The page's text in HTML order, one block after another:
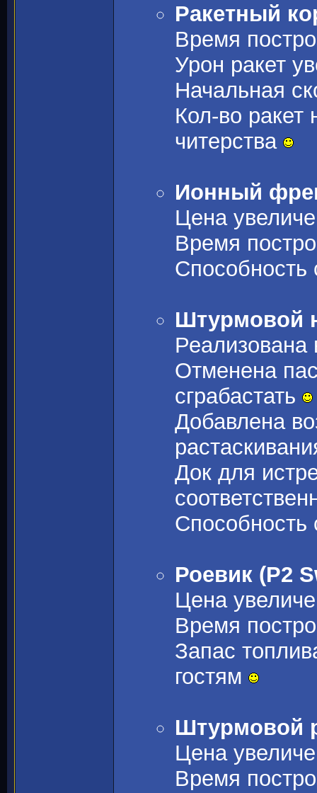
Ракетный
Время
Урон ракет
Начальная
Кол-во ракет
читерства
Ионный
Цена
Время
Способность
Штурмовой
Реализована
Отменена
сграбастать
Добавлена
Док для
Способность
Роевик (P2
Цена
Время
Запас
гостям
Штурмовой
Цена
Время